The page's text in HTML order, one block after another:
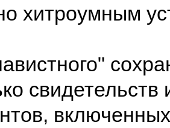
хитроумным
свидетельств